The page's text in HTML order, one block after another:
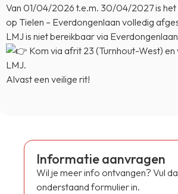
Van 01/04/2026 t.e.m. 30/04/2027 is het
op Tielen – Everdongenlaan volledig
LMJ is niet bereikbaar via
Kom via afrit 23 (Turnhout-West) en
LMJ.
Alvast een veilige rit!
Informatie aanvragen
Wil je meer info ontvangen? Vul
onderstaand formulier in.